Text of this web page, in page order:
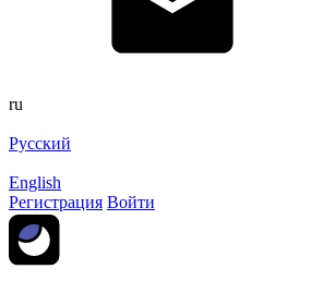
ru
Русский
English
Регистрация Войти